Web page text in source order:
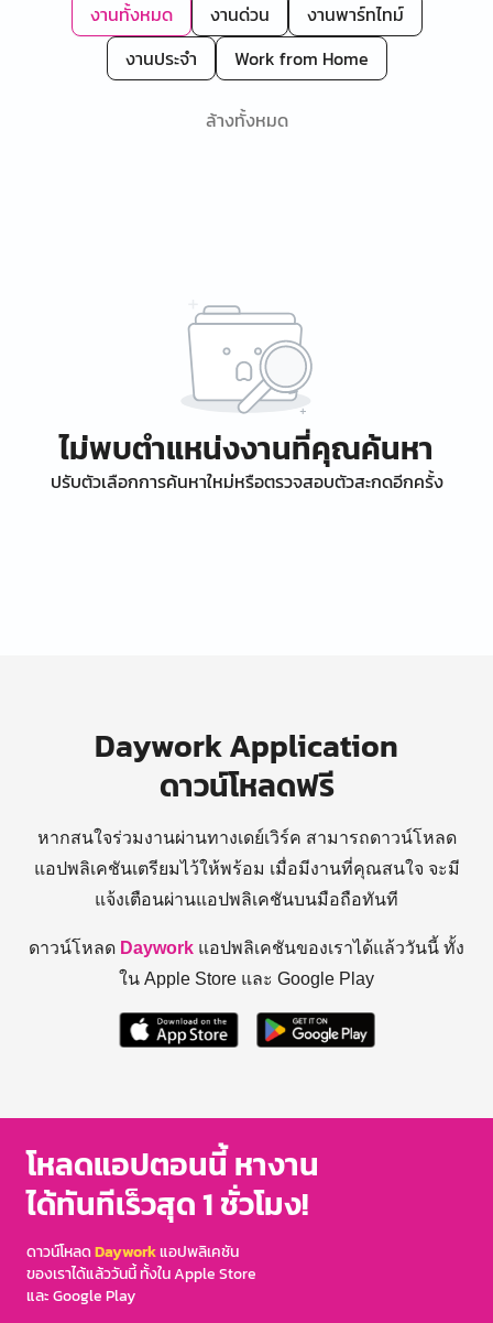
งานทั้งหมด งานด่วน
งานพาร์ทไทม์
งานประจำ
Work from Home
ล้างทั้งหมด
ไม่พบตำแหน่งงานที่คุณค้นหา
ปรับตัวเลือกการค้นหาใหม่หรือตรวจสอบตัวสะกดอีกครั้ง
Daywork Application
ดาวน์โหลดฟรี
หากสนใจร่วมงานผ่านทางเดย์เวิร์ค สามารถดาวน์โหลด
แอปพลิเคชันเตรียมไว้ให้พร้อม เมื่อมีงานที่คุณสนใจ จะมี
แจ้งเตือนผ่านแอปพลิเคชันบนมือถือทันที
ดาวน์โหลด Daywork แอปพลิเคชันของเราได้แล้ววันนี้ ทั้ง
ใน Apple Store และ Google Play
โหลดแอปตอนนี้ หางาน
ได้ทันทีเร็วสุด 1 ชั่วโมง!
ดาวน์โหลดDayworkแอปพลิเคชัน
ของเราได้แล้ววันนี้ ทั้งใน Apple Store
และ Google Play